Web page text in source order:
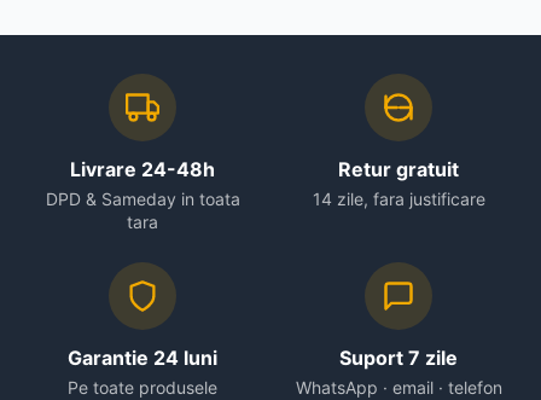
Livrare 24-48h
DPD & Sameday in toata
tara
Retur gratuit
14 zile, fara justificare
Garantie 24 luni
Pe toate produsele
Suport 7 zile
WhatsApp · email · telefon